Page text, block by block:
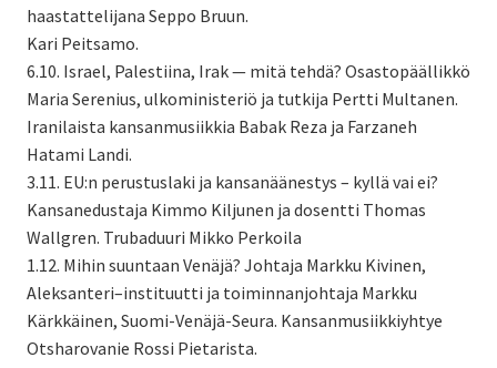
haastattelijana Seppo Bruun.
Kari Peitsamo.
6.10. Israel, Palestiina, Irak — mitä tehdä? Osastopäällikkö
Maria Serenius, ulkoministeriö ja tutkija Pertti Multanen.
Iranilaista kansanmusiikkia Babak Reza ja Farzaneh
Hatami Landi.
3.11. EU:n perustuslaki ja kansanäänestys – kyllä vai ei?
Kansanedustaja Kimmo Kiljunen ja dosentti Thomas
Wallgren. Trubaduuri Mikko Perkoila
1.12. Mihin suuntaan Venäjä? Johtaja Markku Kivinen,
Aleksanteri–instituutti ja toiminnanjohtaja Markku
Kärkkäinen, Suomi-Venäjä-Seura. Kansanmusiikkiyhtye
Otsharovanie Rossi Pietarista.